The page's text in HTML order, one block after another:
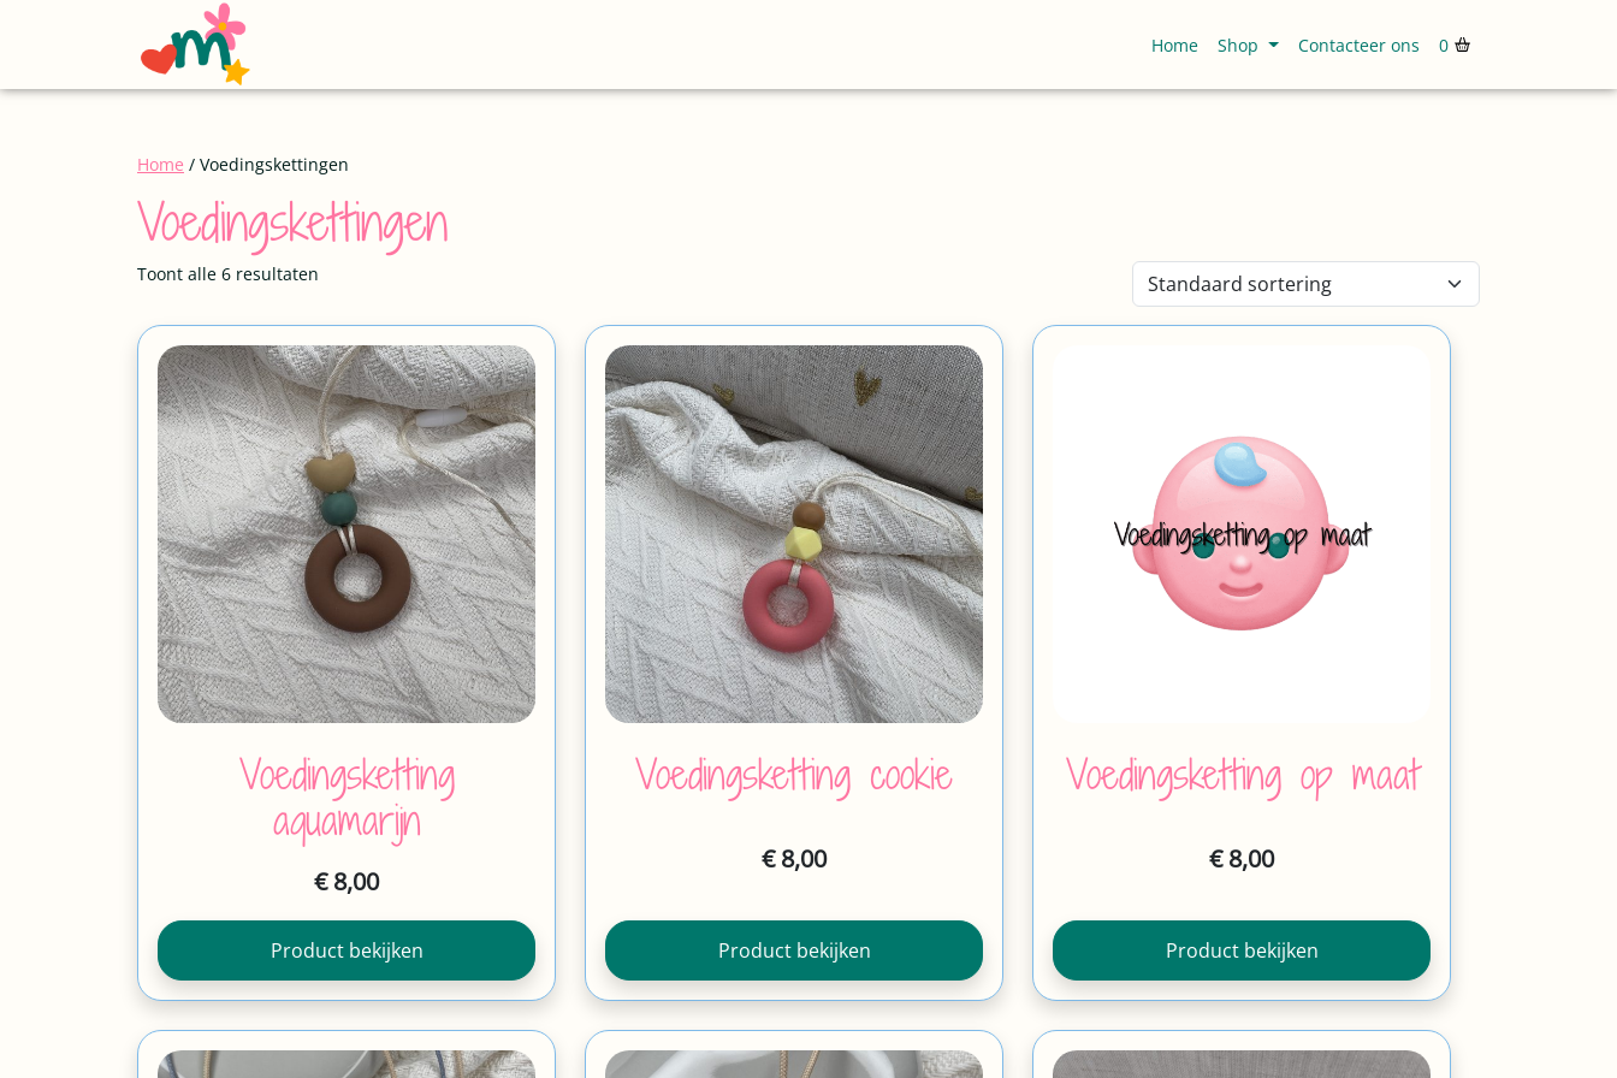
Home Shop Contacteer ons 0
Home / Voedingskettingen
Voedingskettingen
Toont alle 6 resultaten
Voedingsketting
aquamarijn
€8,00
Product bekijken
Voedingsketting cookie
€8,00
Product bekijken
Voedingsketting op maat
€8,00
Product bekijken